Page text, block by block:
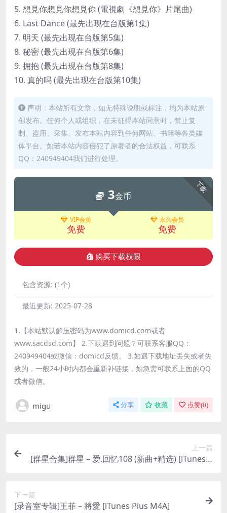
5. 想見你想見你想見你 (電視劇《想見你》片尾曲)
6. Last Dance (最先出现在台版第1集)
7. 明天 (最先出现在台版第5集)
8. 秘密 (最先出现在台版第6集)
9. 拥抱 (最先出现在台版第8集)
10. 真的吗 (最先出现在台版第10集)
声明：本站所有文章，如无特殊说明或标注，均为本站原
创发布。任何个人或组织，在未征得本站同意时，禁止复
制、盗用、采集、发布本站内容到任何网站、书籍等各类媒
体平台。如若本站内容侵犯了原著者的合法权益，可联系
QQ：240949404我们进行处理。
下载
3金币
VIP会员
免费
永久会员
免费
购买下载权限
包含资源: (1个)
最近更新: 2025-07-28
1.【本站默认解压密码为www.domicd.com或者
www.sacdsd.com】 2.下载遇到问题？可联系客服QQ：
240949404或微信：domicd反馈。 3.如遇下载地址丢失或者失
效的，一般24小时内都会重新补链接，如急需可联系上面的QQ
或者微信。
migu 分享 收藏 点赞(0)
上一篇
[群星合集]群星 – 爱.回忆108 (新曲+精选) [iTunes P
下一篇
[录音室专辑]王菲 – 將愛 [iTunes Plus M4A]